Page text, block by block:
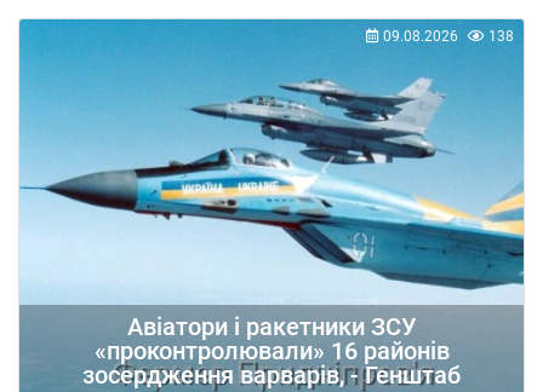
Авіатори і ракетники ЗСУ
«проконтролювали» 16 районів
зосердження варварів, - Генштаб
09.08.2026 138